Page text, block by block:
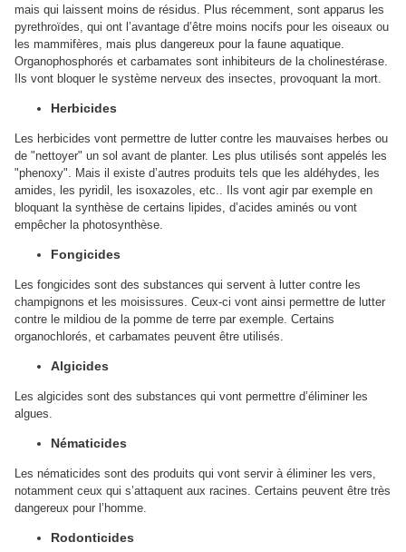
mais qui laissent moins de résidus. Plus récemment, sont apparus les
pyrethroïdes, qui ont l’avantage d’être moins nocifs pour les oiseaux ou
les mammifères, mais plus dangereux pour la faune aquatique.
Organophosphorés et carbamates sont inhibiteurs de la cholinestérase.
Ils vont bloquer le système nerveux des insectes, provoquant la mort.
Herbicides
Les herbicides vont permettre de lutter contre les mauvaises herbes ou
de "nettoyer" un sol avant de planter. Les plus utilisés sont appelés les
"phenoxy". Mais il existe d’autres produits tels que les aldéhydes, les
amides, les pyridil, les isoxazoles, etc.. Ils vont agir par exemple en
bloquant la synthèse de certains lipides, d’acides aminés ou vont
empêcher la photosynthèse.
Fongicides
Les fongicides sont des substances qui servent à lutter contre les
champignons et les moisissures. Ceux-ci vont ainsi permettre de lutter
contre le mildiou de la pomme de terre par exemple. Certains
organochlorés, et carbamates peuvent être utilisés.
Algicides
Les algicides sont des substances qui vont permettre d’éliminer les
algues.
Nématicides
Les nématicides sont des produits qui vont servir à éliminer les vers,
notamment ceux qui s’attaquent aux racines. Certains peuvent être très
dangereux pour l’homme.
Rodonticides